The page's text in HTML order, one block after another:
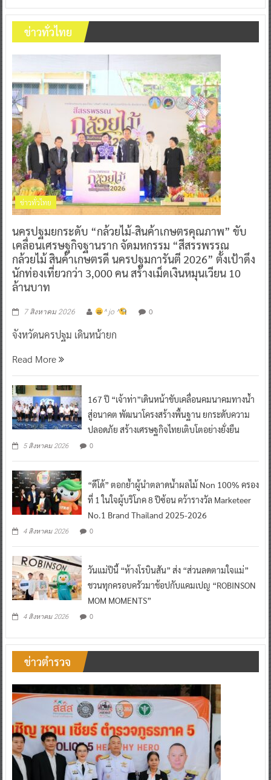
ข่าวทั่วไทย
ข่าวทั่วไทย
นครปฐมยกระดับ “กล้วยไม้-สินค้าเกษตรคุณภาพ” ขับ
เคลื่อนเศรษฐกิจฐานราก จัดมหกรรม “สีสรรพรรณ
กล้วยไม้ สินค้าเกษตรดี นครปฐมการันตี 2026” ตั้งเป้าดึง
นักท่องเที่ยวกว่า 3,000 คน สร้างเม็ดเงินหมุนเวียน 10
ล้านบาท
7 สิงหาคม 2026 ^ jo ^ 0
จังหวัดนครปฐม เดินหน้ายก
Read More
167 ปี “เจ้าท่า”เดินหน้าขับเคลื่อนคมนาคมทางน้ำ
สู่อนาคต พัฒนาโครงสร้างพื้นฐาน ยกระดับความ
ปลอดภัย สร้างเศรษฐกิจไทยเติบโตอย่างยั่งยืน
5 สิงหาคม 2026 0
“ดีโด้” ตอกย้ำผู้นำตลาดน้ำผลไม้ Non 100% ครอง
ที่ 1 ในใจผู้บริโภค 8 ปีซ้อน คว้ารางวัล Marketeer
No.1 Brand Thailand 2025-2026
4 สิงหาคม 2026 0
วันแม่ปีนี้ “ห้างโรบินสัน” ส่ง “ส่วนลดตามใจแม่”
ชวนทุกครอบครัวมาช้อปกับแคมเปญ “ROBINSON
MOM MOMENTS”
4 สิงหาคม 2026 0
ข่าวตำรวจ